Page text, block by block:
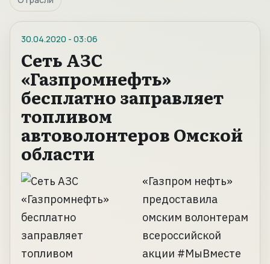
30.04.2020 - 03:06
Сеть АЗС
«Газпромнефть»
бесплатно заправляет
топливом
автоволонтеров Омской
области
«Газпром нефть»
предоставила
омским волонтерам
всероссийской
акции #МыВместе